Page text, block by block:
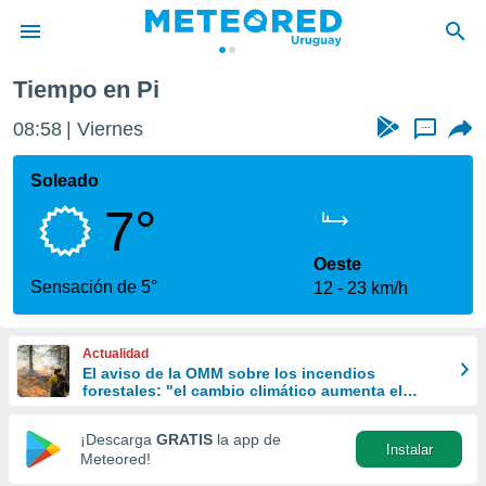
de
ha
calidad.
a este
las
y
forma
digital
basada
Tiempo en Pi
08:58 Viernes ...
Soleado
7°
Sensación de 5°
Oeste
12
23 km/h
Actualidad
El aviso de la OMM sobre los incendios
forestales: "el cambio climático aumenta el
¡Descarga GRATIS la app de
Meteored!
Instalar